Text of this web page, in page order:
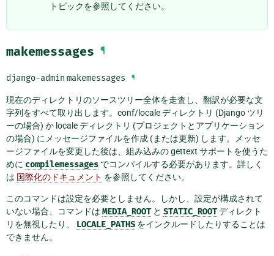
トピックを参照してください。
makemessages ¶
django-admin makemessages ¶
現在のディレクトリのソースツリー全体を走査し、翻訳が必要な文
字列をすべて取り出します。conf/locale ディレクトリ (Django ツリ
ーの場合) か locale ディレクトリ (プロジェクトとアプリケーション
の場合) にメッセージファイルを作成 (または更新) します。メッセ
ージファイルを変更した後は、組み込みの gettext サポートを使うた
めに compilemessages でコンパイルする必要があります。詳しく
は 国際化のドキュメント を参照してください。
このコマンドは設定を必要としません。しかし、設定が構成されて
いない場合、コマンドは MEDIA_ROOT と STATIC_ROOTディレクト
リを無視したり、 LOCALE_PATHS をインクルードしたりすることは
できません。